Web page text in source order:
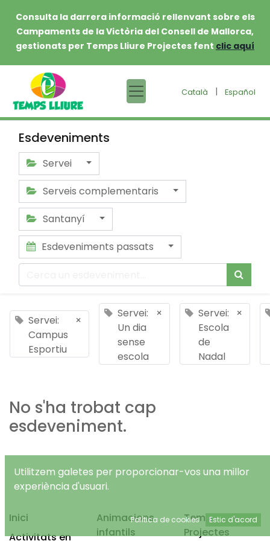
Consulta la darrera informació rellenvant sobre els
Campaments de la Victòria del Consell de Mallorca,
gestionats per Temps Lliure Projectes fent clic aquí
Català | Español
Esdeveniments
Servei
Serveis complementaris
Santanyí
Esdeveniments passats
Servei:
Campus
Esportiu
×
Servei:
Un dia
sense
escola
×
Servei:
Escola
de
Nadal
×
No s'ha trobat cap
esdeveniment.
Inici
Activitats en
Animacions
infantils
Temps Lliure
Projectes
Utilitzem galetes per proporcionar-vos una millor
experiència d'usuari.
Política de cookies Estic d'acord